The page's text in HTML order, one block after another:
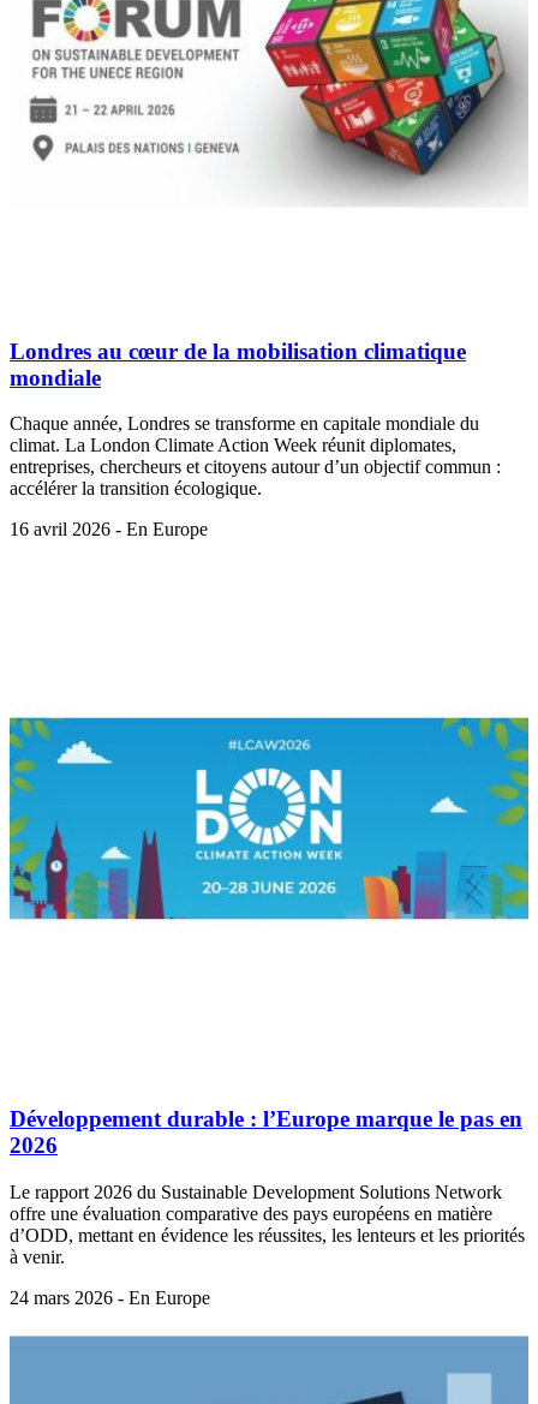
Londres au cœur de la mobilisation climatique
mondiale
Chaque année, Londres se transforme en capitale mondiale du
climat. La London Climate Action Week réunit diplomates,
entreprises, chercheurs et citoyens autour d’un objectif commun :
accélérer la transition écologique.
16 avril 2026 - En Europe
Développement durable : l’Europe marque le pas en
2026
Le rapport 2026 du Sustainable Development Solutions Network
offre une évaluation comparative des pays européens en matière
d’ODD, mettant en évidence les réussites, les lenteurs et les priorités
à venir.
24 mars 2026 - En Europe